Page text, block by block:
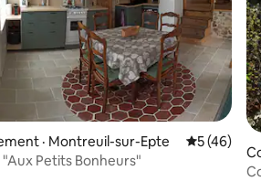
· Montreuil-sur-Epte Note
5 (46)
Petits Bonheurs"